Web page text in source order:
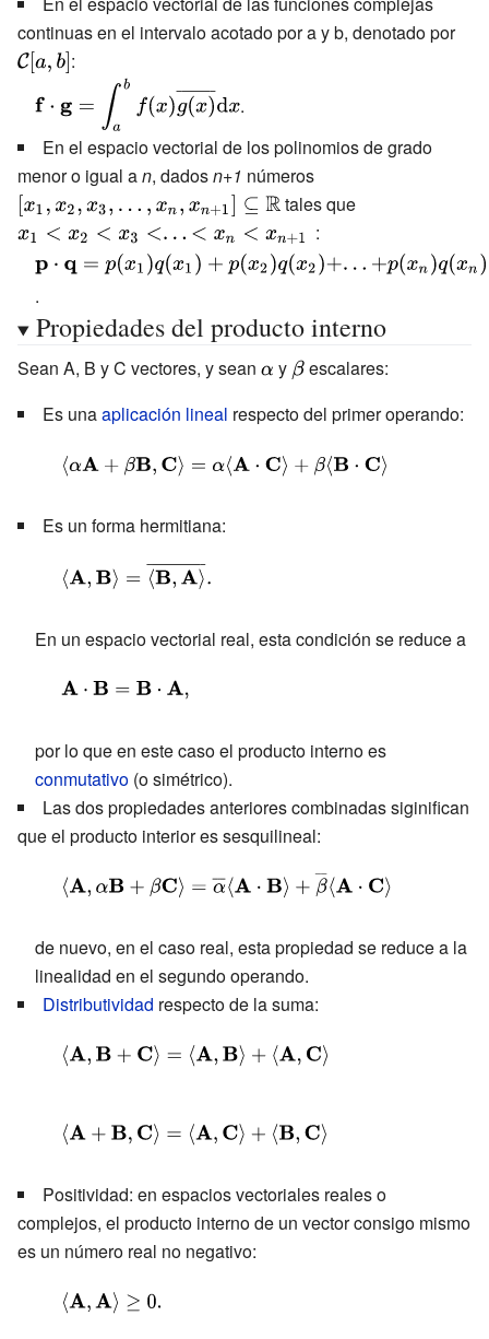
=\operatorname
{tr} (A^{*}\cdot
continuas en el intervalo acotado por a y b, denotado por
:
{\displaystyle
\mathbf {f}
\cdot \mathbf
{g} =\int
_{a}^{b}f(x)
{\overline
{g(x)}}\mathrm
.
En el espacio vectorial de los polinomios de grado
menor o igual an, dadosn+1 números
\mathbb {R} }
tales que{\displaystyle
x_{1}<x_{2}
:
{\displaystyle \mathbf {p} \cdot \mathbf {q}
p(x_{i})\cdot q(x_{i})}
.
Propiedades del producto interno
Sean A, B y C vectores, y sean {\displaystyle
y {\displaystyle
escalares:
Es unaaplicación lineal respecto del primer operando:
{\displaystyle
\mathbf {A}
\mathbf {B}
\rangle
=\alpha
\mathbf {A}
\cdot \mathbf
{C} \rangle
+\beta
\langle
\cdot \mathbf
{C} \rangle }
Es un forma hermitiana:
{\displaystyle
\mathbf {A}
\rangle =
{\langle
\mathbf {B}
,\mathbf {A}
En un espacio vectorial real, esta condición se reduce a
{\displaystyle
\cdot \mathbf
{B}
=\mathbf
{B} \cdot
\mathbf {A}
por lo que en este caso el producto interno es
conmutativo (o simétrico).
Las dos propiedades anteriores combinadas siginifican
que el producto interior es sesquilineal:
{\displaystyle
\mathbf {A}
,\alpha
\mathbf {B}
+\beta
\mathbf {C}
{\overline
}}\langle
\mathbf {A}
\cdot \mathbf
{B} \rangle +
de nuevo, en el caso real, esta propiedad se reduce a la
linealidad en el segundo operando.
Distributividad respecto de la suma:
{\displaystyle
,\mathbf {B}
{C} \rangle
=\langle
,\mathbf {B}
{\displaystyle
\mathbf {A}
+\mathbf
{B} ,\mathbf
{C} \rangle
=\langle
Positividad: en espacios vectoriales reales o
complejos, el producto interno de un vector consigo mismo
es un número real no negativo:
{\displaystyle